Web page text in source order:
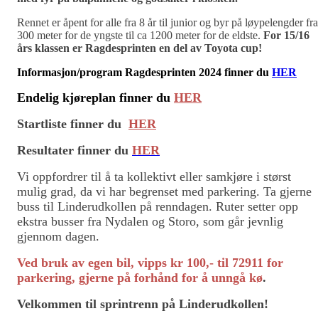
Rennet er åpent for alle fra 8 år til junior og byr på løypelengder fra
300 meter for de yngste til ca 1200 meter for de eldste. For 15/16
års klassen er Ragdesprinten en del av Toyota cup!
Informasjon/program Ragdesprinten 2024 finner du HER
Endelig kjøreplan finner du HER
Startliste finner du HER
Resultater finner du HER
Vi oppfordrer til å ta kollektivt eller samkjøre i størst
mulig grad, da vi har begrenset med parkering. Ta gjerne
buss til Linderudkollen på renndagen. Ruter setter opp
ekstra busser fra Nydalen og Storo, som går jevnlig
gjennom dagen.
Ved bruk av egen bil, vipps kr 100,- til 72911 for
parkering, gjerne på forhånd for å unngå kø.
Velkommen til sprintrenn på Linderudkollen!